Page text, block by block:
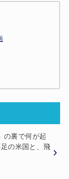
の裏で何が起
の米国と、飛